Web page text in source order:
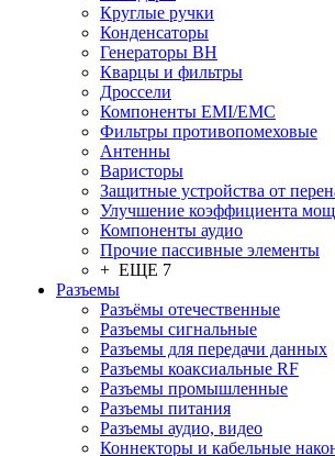
Круглые ручки
Конденсаторы
Генераторы ВН
Кварцы и фильтры
Дроссели
Компоненты EMI/EMC
Фильтры противопомеховые
Антенны
Варисторы
Защитные устройства от
Улучшение коэффициента
Компоненты аудио
Прочие пассивные элементы
+ ЕЩЕ 7
Разъeмы
Разъёмы отечественные
Разъeмы сигнальные
Разъeмы для передачи данных
Разъeмы коаксиальные RF
Разъeмы промышленные
Разъeмы питания
Разъeмы аудио, видео
Коннекторы и кабельные